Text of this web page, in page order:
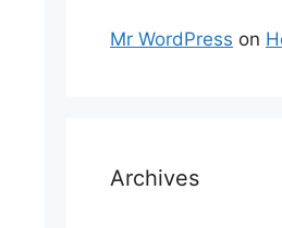
Mr WordPress on
Archives